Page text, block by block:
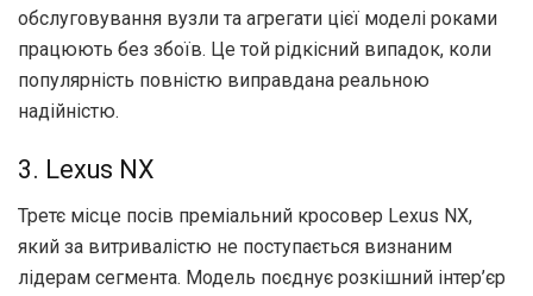
обслуговування вузли та агрегати цієї моделі роками
працюють без збоїв. Це той рідкісний випадок, коли
популярність повністю виправдана реальною
надійністю.
3. Lexus NX
Третє місце посів преміальний кросовер Lexus NX,
який за витривалістю не поступається визнаним
лідерам сегмента. Модель поєднує розкішний інтер’єр